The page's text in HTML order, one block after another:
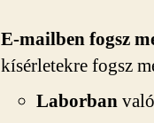
E-mailben fogsz
kísérletekre fogsz
Laborban